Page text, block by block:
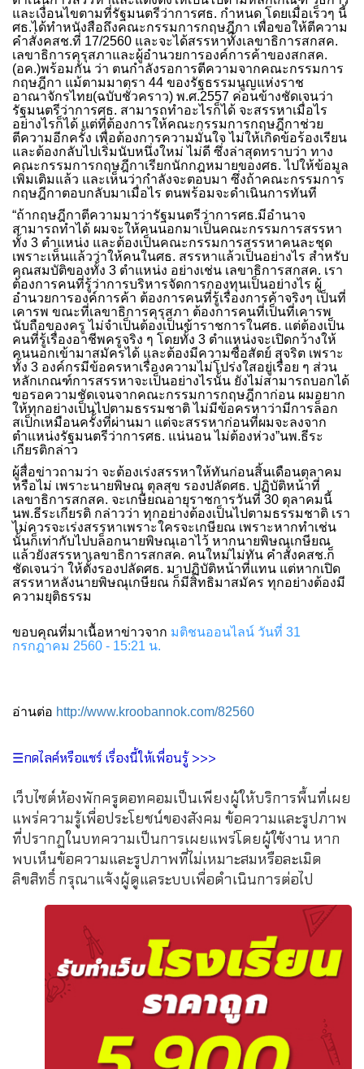
และเงื่อนไขตามที่รัฐมนตรีว่าการศธ. กำหนด โดยเมื่อเร็วๆ นี้
ศธ.ได้ทำหนังสือถึงคณะกรรมการกฤษฎีกา เพื่อขอให้ตีความ
คำสั่งคสช.ที่ 17/2560 และจะได้สรรหาทั้งเลขาธิการสกสค.
เลขาธิการคุรุสภาและผู้อำนวยการองค์การค้าของสกสค.
(อค.)พร้อมกัน ว่า ตนกำลังรอการตีความจากคณะกรรมการ
กฤษฎีกา แม้ตามมาตรา 44 ของรัฐธรรมนูญแห่งราช
อาณาจักรไทย(ฉบับชั่วคราว) พ.ศ.2557 ค่อนข้างชัดเจนว่า
รัฐมนตรีว่าการศธ. สามารถทำอะไรก็ได้ จะสรรหาเมื่อไร
อย่างไรก็ได้ แต่ที่ต้องการให้คณะกรรมการกฤษฎีกาช่วย
ตีความอีกครั้ง เพื่อต้องการความมั่นใจ ไม่ให้เกิดข้อร้องเรียน
และต้องกลับไปเริ่มนับหนึ่งใหม่ ไม่ดี ซึ่งล่าสุดทราบว่า ทาง
คณะกรรมการกฤษฎีกาเรียกนักกฎหมายของศธ. ไปให้ข้อมูล
เพิ่มเติมแล้ว และเห็นว่ากำลังจะตอบมา ซึ่งถ้าคณะกรรมการ
กฤษฎีกาตอบกลับมาเมื่อไร ตนพร้อมจะดำเนินการทันที
“ถ้ากฤษฎีกาตีความมาว่ารัฐมนตรีว่าการศธ.มีอำนาจ
สามารถทำได้ ผมจะให้คนนอกมาเป็นคณะกรรมการสรรหา
ทั้ง 3 ตำแหน่ง และต้องเป็นคณะกรรมการสรรหาคนละชุด
เพราะเห็นแล้วว่าให้คนในศธ. สรรหาแล้วเป็นอย่างไร สำหรับ
คุณสมบัติของทั้ง 3 ตำแหน่ง อย่างเช่น เลขาธิการสกสค. เรา
ต้องการคนที่รู้ว่าการบริหารจัดการกองทุนเป็นอย่างไร ผู้
อำนวยการองค์การค้า ต้องการคนที่รู้เรื่องการค้าจริงๆ เป็นที่
เคารพ ขณะที่เลขาธิการคุรุสภา ต้องการคนที่เป็นที่เคารพ
นับถือของครู ไม่จำเป็นต้องเป็นข้าราชการในศธ. แต่ต้องเป็น
คนที่รู้เรื่องอาชีพครูจริง ๆ โดยทั้ง 3 ตำแหน่งจะเปิดกว้างให้
คนนอกเข้ามาสมัครได้ และต้องมีความซื่อสัตย์ สุจริต เพราะ
ทั้ง 3 องค์กรมีข้อครหาเรื่องความไม่โปร่งใสอยู่เรื่อย ๆ ส่วน
หลักเกณฑ์การสรรหาจะเป็นอย่างไรนั้น ยังไม่สามารถบอกได้
ขอรอความชัดเจนจากคณะกรรมการกฤษฎีกาก่อน ผมอยาก
ให้ทุกอย่างเป็นไปตามธรรมชาติ ไม่มีข้อครหาว่ามีการล็อก
สเป็กเหมือนครั้งที่ผ่านมา แต่จะสรรหาก่อนที่ผมจะลงจาก
ตำแหน่งรัฐมนตรีว่าการศธ. แน่นอน ไม่ต้องห่วง”นพ.ธีระ
เกียรติกล่าว
ผู้สื่อข่าวถามว่า จะต้องเร่งสรรหาให้ทันก่อนสิ้นเดือนตุลาคม
หรือไม่ เพราะนายพิษณุ ตุลสุข รองปลัดศธ. ปฏิบัติหน้าที่
เลขาธิการสกสค. จะเกษียณอายุราชการวันที่ 30 ตุลาคมนี้
นพ.ธีระเกียรติ กล่าวว่า ทุกอย่างต้องเป็นไปตามธรรมชาติ เรา
ไม่ควรจะเร่งสรรหาเพราะใครจะเกษียณ เพราะหากทำเช่น
นั้นก็เท่ากับไปบล็อกนายพิษณุเอาไว้ หากนายพิษณุเกษียณ
แล้วยังสรรหาเลขาธิการสกสค. คนใหม่ไม่ทัน คำสั่งคสช.ก็
ชัดเจนว่า ให้ตั้งรองปลัดศธ. มาปฏิบัติหน้าที่แทน แต่หากเปิด
สรรหาหลังนายพิษณุเกษียณ ก็มีสิทธิมาสมัคร ทุกอย่างต้องมี
ความยุติธรรม
ขอบคุณที่มาเนื้อหาข่าวจาก มติชนออนไลน์ วันที่ 31
กรกฎาคม 2560 - 15:21 น.
อ่านต่อ http://www.kroobannok.com/82560
☰กดไลค์หรือแชร์ เรื่องนี้ให้เพื่อนรู้ >>>
เว็บไซต์ห้องพักครูดอทคอมเป็นเพียงผู้ให้บริการพื้นที่เผย
แพร่ความรู้เพื่อประโยชน์ของสังคม ข้อความและรูปภาพ
ที่ปรากฏในบทความเป็นการเผยแพร่โดยผู้ใช้งาน หาก
พบเห็นข้อความและรูปภาพที่ไม่เหมาะสมหรือละเมิด
ลิขสิทธิ์ กรุณาแจ้งผู้ดูแลระบบเพื่อดำเนินการต่อไป